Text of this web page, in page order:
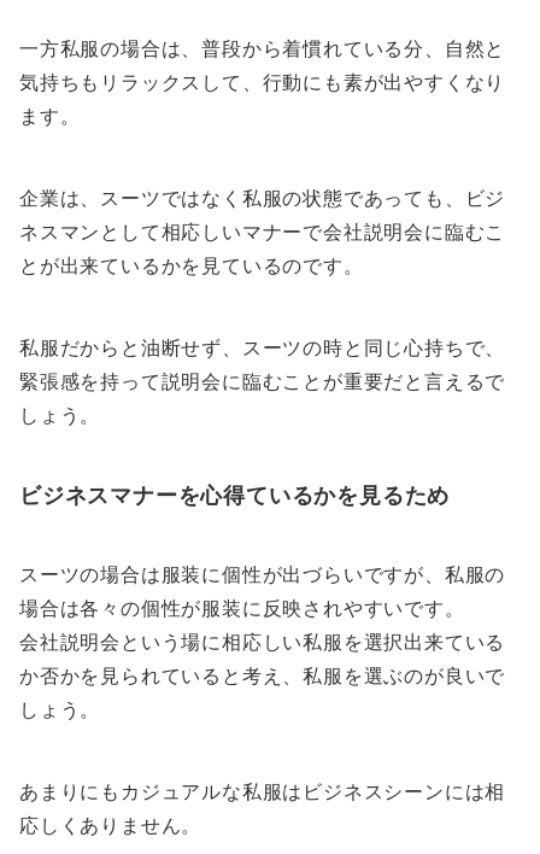
一方私服の場合は、普段から着慣れている分、自然と
気持ちもリラックスして、行動にも素が出やすくなり
ます。
企業は、スーツではなく私服の状態であっても、ビジ
ネスマンとして相応しいマナーで会社説明会に臨むこ
とが出来ているかを見ているのです。
私服だからと油断せず、スーツの時と同じ心持ちで、
緊張感を持って説明会に臨むことが重要だと言えるで
しょう。
ビジネスマナーを心得ているかを見るため
スーツの場合は服装に個性が出づらいですが、私服の
場合は各々の個性が服装に反映されやすいです。
会社説明会という場に相応しい私服を選択出来ている
か否かを見られていると考え、私服を選ぶのが良いで
しょう。
あまりにもカジュアルな私服はビジネスシーンには相
応しくありません。